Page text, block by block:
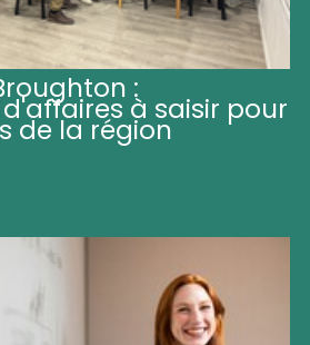
:
à saisir pour
de la région